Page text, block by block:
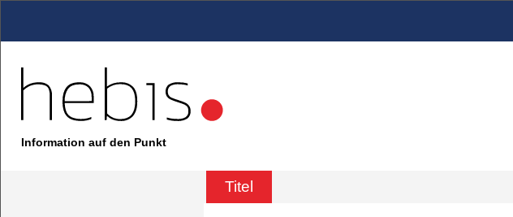
Information auf den Punkt
Titel